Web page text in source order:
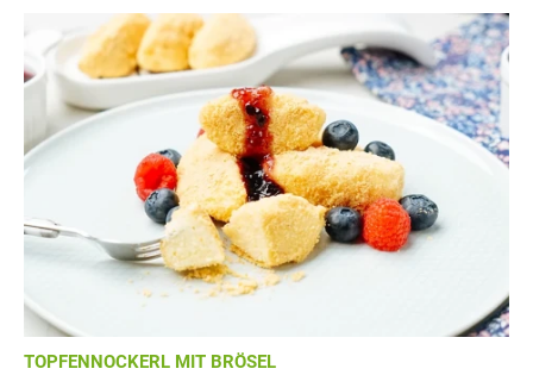
TOPFENNOCKERL MIT BRÖSEL